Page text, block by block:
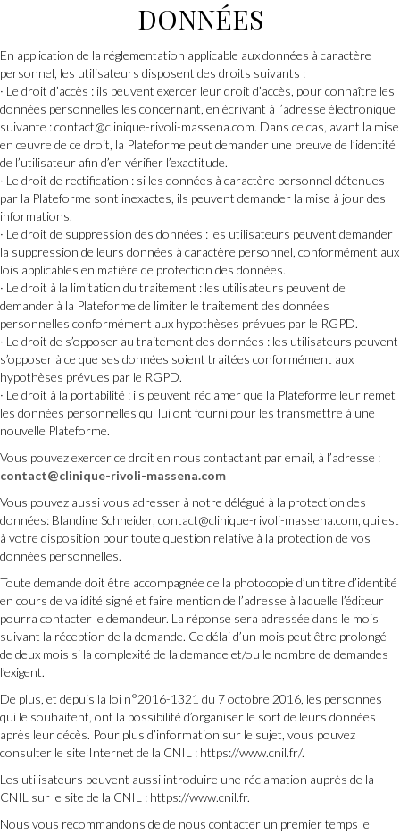
DONNÉES
En application de la réglementation applicable aux données à caractère
personnel, les utilisateurs disposent des droits suivants :
· Le droit d’accès : ils peuvent exercer leur droit d’accès, pour connaître les
données personnelles les concernant, en écrivant à l’adresse électronique
suivante : contact@clinique-rivoli-massena.com. Dans ce cas, avant la mise
en œuvre de ce droit, la Plateforme peut demander une preuve de l’identité
de l’utilisateur afin d’en vérifier l’exactitude.
· Le droit de rectification : si les données à caractère personnel détenues
par la Plateforme sont inexactes, ils peuvent demander la mise à jour des
informations.
· Le droit de suppression des données : les utilisateurs peuvent demander
la suppression de leurs données à caractère personnel, conformément aux
lois applicables en matière de protection des données.
· Le droit à la limitation du traitement : les utilisateurs peuvent de
demander à la Plateforme de limiter le traitement des données
personnelles conformément aux hypothèses prévues par le RGPD.
· Le droit de s’opposer au traitement des données : les utilisateurs peuvent
s’opposer à ce que ses données soient traitées conformément aux
hypothèses prévues par le RGPD.
· Le droit à la portabilité : ils peuvent réclamer que la Plateforme leur remet
les données personnelles qui lui ont fourni pour les transmettre à une
nouvelle Plateforme.
Vous pouvez exercer ce droit en nous contactant par email, à l’adresse :
contact@clinique-rivoli-massena.com
Vous pouvez aussi vous adresser à notre délégué à la protection des
données: Blandine Schneider, contact@clinique-rivoli-massena.com, qui est
à votre disposition pour toute question relative à la protection de vos
données personnelles.
Toute demande doit être accompagnée de la photocopie d’un titre d’identité
en cours de validité signé et faire mention de l’adresse à laquelle l’éditeur
pourra contacter le demandeur. La réponse sera adressée dans le mois
suivant la réception de la demande. Ce délai d’un mois peut être prolongé
de deux mois si la complexité de la demande et/ou le nombre de demandes
l’exigent.
De plus, et depuis la loi n°2016-1321 du 7 octobre 2016, les personnes
qui le souhaitent, ont la possibilité d’organiser le sort de leurs données
après leur décès. Pour plus d’information sur le sujet, vous pouvez
consulter le site Internet de la CNIL : https://www.cnil.fr/.
Les utilisateurs peuvent aussi introduire une réclamation auprès de la
CNIL sur le site de la CNIL : https://www.cnil.fr.
Nous vous recommandons de de nous contacter un premier temps le